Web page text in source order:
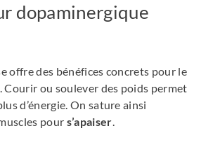
dopaminergique
offre des bénéfices concrets pour le
Courir ou soulever des poids permet
d’énergie. On sature ainsi
pour s’apaiser